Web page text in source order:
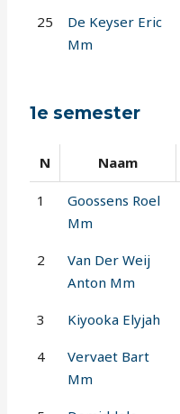
25
De Keyser Eric
Mm
1e semester
N Naam
1
Goossens Roel
Mm
2
Van Der Weij
Anton Mm
3 Kiyooka Elyjah
4
Vervaet Bart
Mm